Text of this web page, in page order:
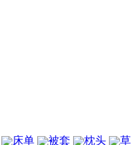
床单 被套 枕头